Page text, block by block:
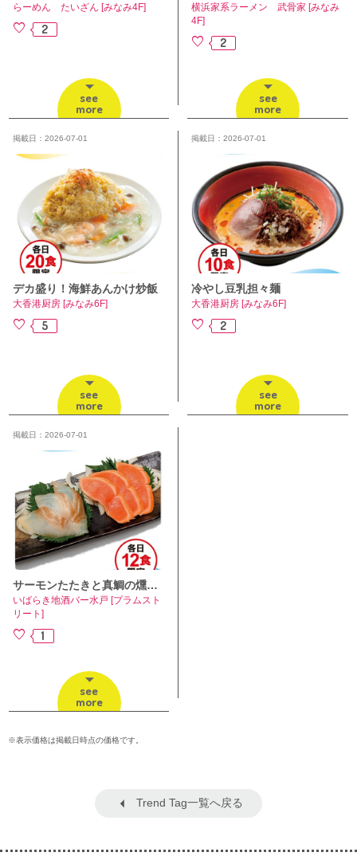
らーめん たいざん [みなみ4F]
2
see
more
横浜家系ラーメン 武骨家 [みなみ
4F]
2
see
more
掲載日：2026-07-01
デカ盛り！海鮮あんかけ炒飯
大香港厨房 [みなみ6F]
5
see
more
掲載日：2026-07-01
冷やし豆乳担々麺
大香港厨房 [みなみ6F]
2
see
more
掲載日：2026-07-01
サーモンたたきと真鯛の燻製マリネ2種盛り
いばらき地酒バー水戸 [プラムスト
リート]
1
see
more
※表示価格は掲載日時点の価格です。
Trend Tag一覧へ戻る